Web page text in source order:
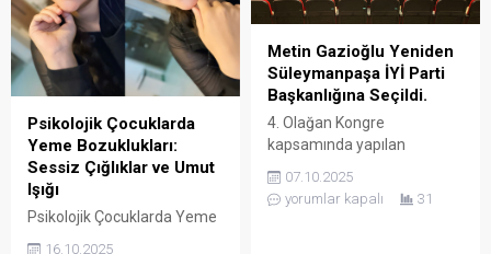
da katılarak büyük bir birlik
ve beraberlik sergiledi. Bu
anlamlı etkinlik,...
karanfiller bıraktı. Valimiz
Psikolojik Çocuklarda
Yeme Bozuklukları:
Sessiz Çığlıklar ve Umut
Işığı
Psikolojik Çocuklarda Yeme
16.10.2025
Metin Gazioğlu Yeniden
Süleymanpaşa İYİ Parti
Başkanlığına Seçildi.
4. Olağan Kongre
kapsamında yapılan
seçimde Metin Gazioğlu, İYİ
Parti Süleymanpaşa İlçe
Başkanlığı için yeniden aday
07.10.2025
yorumlar kapalı
31